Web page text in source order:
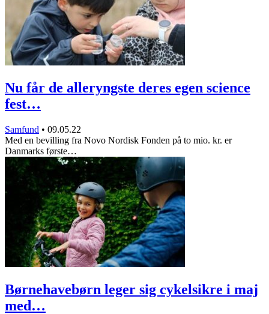
Nu får de alleryngste deres egen science
fest…
Samfund • 09.05.22
Med en bevilling fra Novo Nordisk Fonden på to mio. kr. er
Danmarks første…
Børnehavebørn leger sig cykelsikre i maj
med…